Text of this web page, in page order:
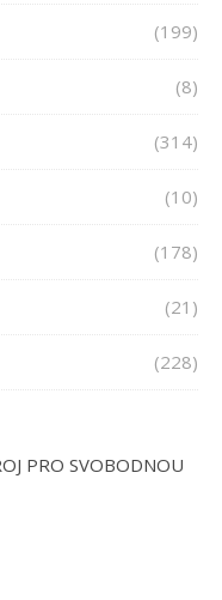
(199)
(8)
(314)
(10)
(178)
(21)
(228)
PRO SVOBODNOU